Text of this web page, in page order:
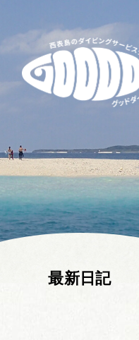
最新日記